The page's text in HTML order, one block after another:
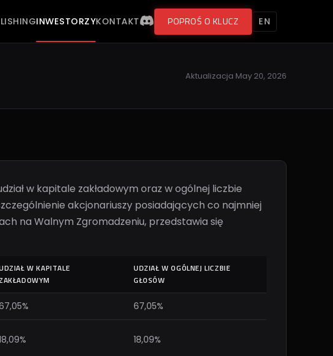
INWESTORZYKONTAKT POPROŚ O KLUCZ EN
Aktualizacja May 20, 2026
w kapitale zakładowym oraz w ogólnej liczbie
akcjonariuszy posiadających co najmniej
na Walnym Zgromadzeniu, przedstawia się
W KAPITALE
UDZIAŁ W OGÓLNEJ LICZBIE
GŁOSÓW
67,05%
18,09%